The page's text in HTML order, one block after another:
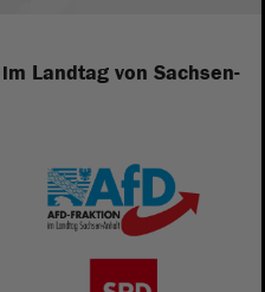
Landtag von Sachsen-